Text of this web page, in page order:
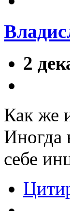
2
Как же
Иногда
себе